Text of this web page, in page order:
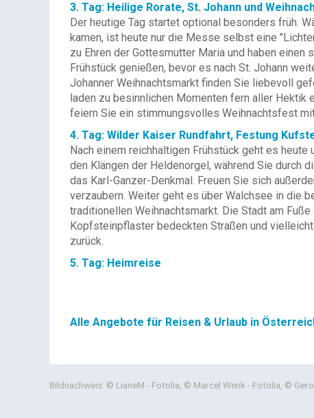
3. Tag: Heilige Rorate, St. Johann und
Der heutige Tag startet optional besonders früh.
kamen, ist heute nur die Messe selbst eine
zu Ehren der Gottesmutter Maria und haben
Frühstück genießen, bevor es nach St. Johann
Johanner Weihnachtsmarkt finden Sie liebevoll
laden zu besinnlichen Momenten fern aller Hektik
feiern Sie ein stimmungsvolles Weihnachtsfest
4. Tag: Wilder Kaiser Rundfahrt, Festung
Nach einem reichhaltigen Frühstück geht es
den Klängen der Heldenorgel, während Sie durch
das Karl-Ganzer-Denkmal. Freuen Sie sich
verzaubern. Weiter geht es über Walchsee in die
traditionellen Weihnachtsmarkt. Die Stadt am
Kopfsteinpflaster bedeckten Straßen und
zurück.
5. Tag: Heimreise
Alle Angebote für Reisen & Urlaub in
Bildnachweis: © LianeM - Fotolia, © Marcel Wenk - Fotolia, ©